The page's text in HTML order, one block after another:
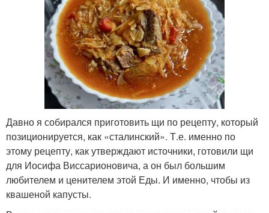
Давно я собирался приготовить щи по рецепту, который
позиционируется, как «сталинский». Т.е. именно по
этому рецепту, как утверждают источники, готовили щи
для Иосифа Виссарионовича, а он был большим
любителем и ценителем этой Еды. И именно, чтобы из
квашеной капусты.